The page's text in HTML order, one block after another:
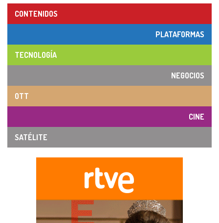
CONTENIDOS
PLATAFORMAS
TECNOLOGÍA
NEGOCIOS
OTT
CINE
SATÉLITE